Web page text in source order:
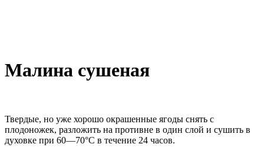
Малина сушеная
Твердые, но уже хорошо окрашенные ягоды снять с
плодоножек, разложить на противне в один слой и сушить в
духовке при 60—70°С в течение 24 часов.